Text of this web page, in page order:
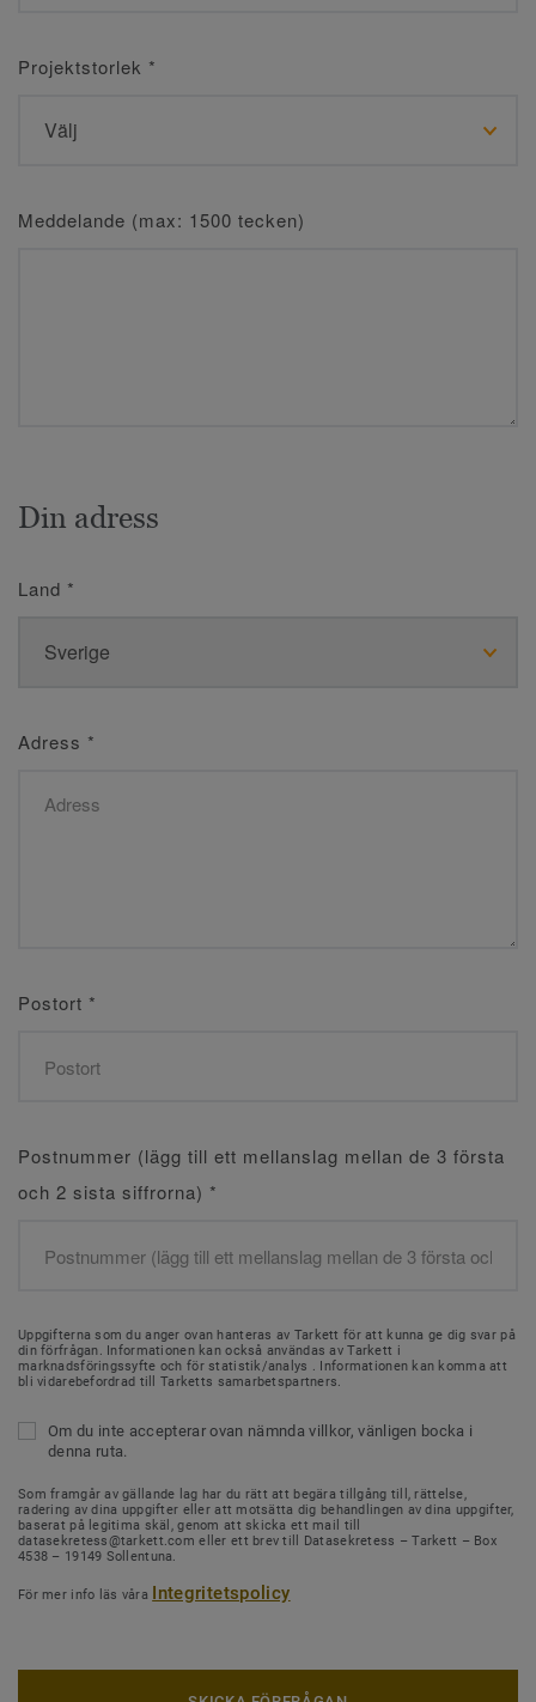
Projektstorlek *
Meddelande (max: 1500 tecken)
Din adress
Land *
Adress *
Postort *
Postnummer (lägg till ett mellanslag mellan de 3 första
och 2 sista siffrorna) *
Uppgifterna som du anger ovan hanteras av Tarkett för att kunna ge dig svar på
din förfrågan. Informationen kan också användas av Tarkett i
marknadsföringssyfte och för statistik/analys . Informationen kan komma att
bli vidarebefordrad till Tarketts samarbetspartners.
Om du inte accepterar ovan nämnda villkor, vänligen bocka i
denna ruta.
Som framgår av gällande lag har du rätt att begära tillgång till, rättelse,
radering av dina uppgifter eller att motsätta dig behandlingen av dina uppgifter,
baserat på legitima skäl, genom att skicka ett mail till
datasekretess@tarkett.com eller ett brev till Datasekretess – Tarkett – Box
4538 – 19149 Sollentuna.
För mer info läs våra Integritetspolicy